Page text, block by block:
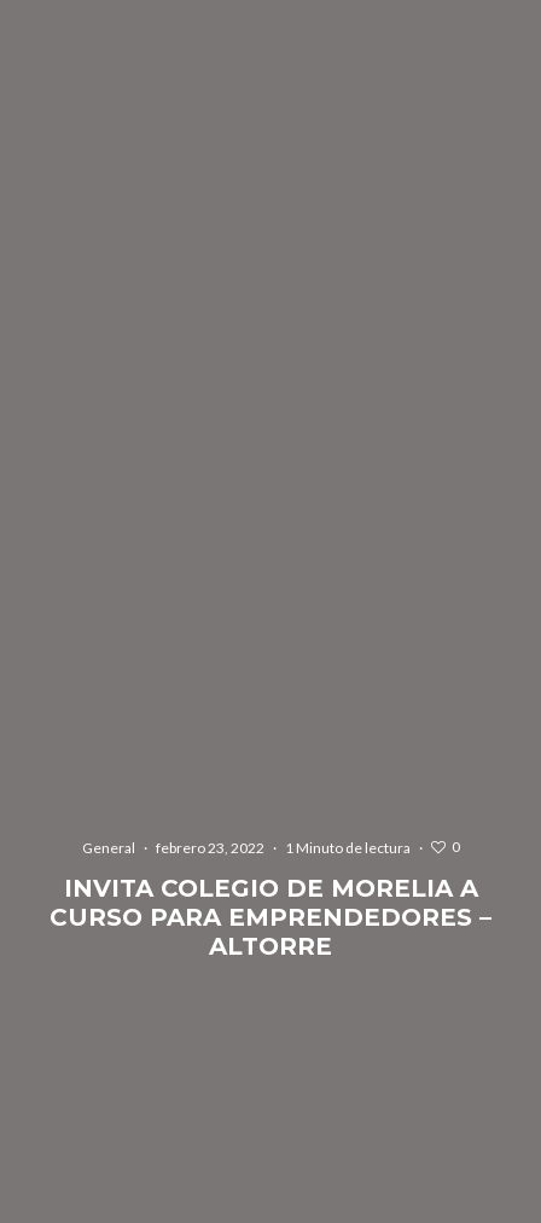
General · febrero 23, 2022 · 1 Minuto de lectura · 0
INVITA COLEGIO DE MORELIA A
CURSO PARA EMPRENDEDORES –
ALTORRE